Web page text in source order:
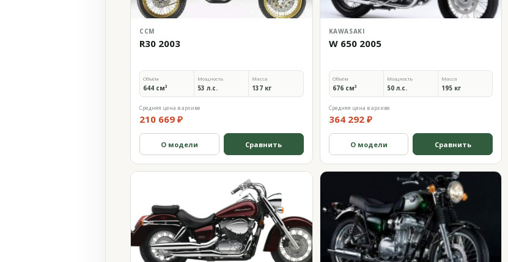
CCM
R30 2003
Объём
644 см³
Мощность
53 л.с.
Масса
137 кг
Средняя цена в архиве
210 669 ₽
О модели Сравнить
KAWASAKI
W 650 2005
Объём
676 см³
Мощность
50 л.с.
Масса
195 кг
Средняя цена в архиве
364 292 ₽
О модели Сравнить